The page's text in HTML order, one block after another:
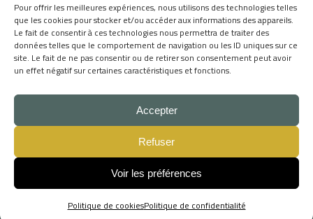
Pour offrir les meilleures expériences, nous utilisons des technologies telles
que les cookies pour stocker et/ou accéder aux informations des appareils.
Le fait de consentir à ces technologies nous permettra de traiter des
données telles que le comportement de navigation ou les ID uniques sur ce
site. Le fait de ne pas consentir ou de retirer son consentement peut avoir
un effet négatif sur certaines caractéristiques et fonctions.
Accepter
Refuser
Voir les préférences
Politique de cookiesPolitique de confidentialité
© 2026
L'Atelier du Papetier
- Tous droits réservés -
CGV
Mentions légales
Skill Design